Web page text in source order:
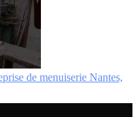
de menuiserie Nantes,